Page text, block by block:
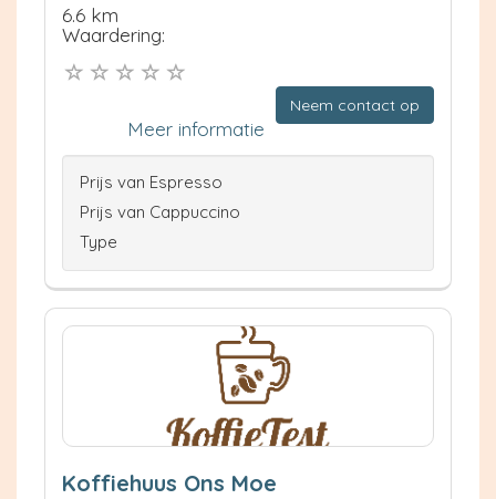
6.6 km
Waardering:
Neem contact op
Meer informatie
Prijs van Espresso
Prijs van Cappuccino
Type
Koffiehuus Ons Moe